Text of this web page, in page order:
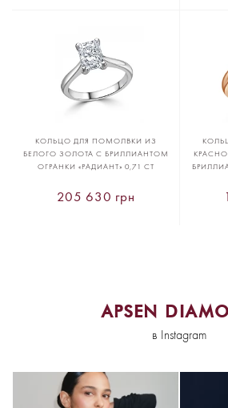
КОЛЬЦО ДЛЯ ПОМОЛВКИ ИЗ
БЕЛОГО ЗОЛОТА С БРИЛЛИАНТОМ
ОГРАНКИ «РАДИАНТ» 0,71 CT
205 630 грн
APSEN
в Instagram